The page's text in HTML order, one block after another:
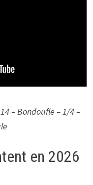
– Bondoufle – 1/4 –
en 2026